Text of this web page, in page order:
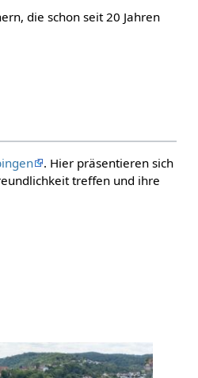
die schon seit 20 Jahren
. Hier präsentieren sich
treffen und ihre